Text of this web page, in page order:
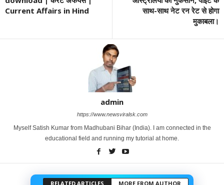
Current Affairs in Hind
साथ-साथ नेट रन रेट से होगा
मुकाबला।
admin
https://www.newsviralsk.com
Myself Satish Kumar from Madhubani Bihar (India). I am connected in the
educational field and running my tutorial at home.
RELATED ARTICLES MORE FROM AUTHOR